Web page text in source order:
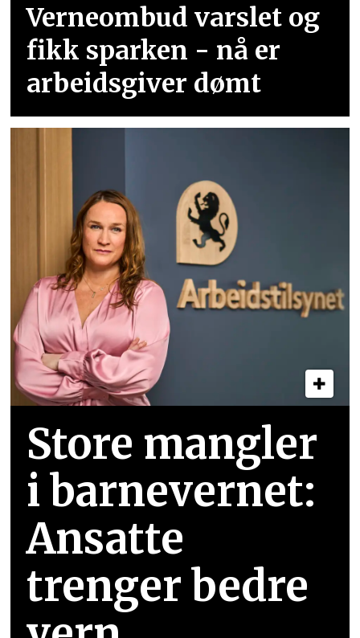
Verneombud varslet og
fikk sparken - nå er
arbeidsgiver dømt
Store mangler
i barnevernet:
Ansatte
trenger bedre